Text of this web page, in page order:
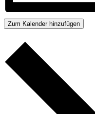
Zum Kalender hinzufügen